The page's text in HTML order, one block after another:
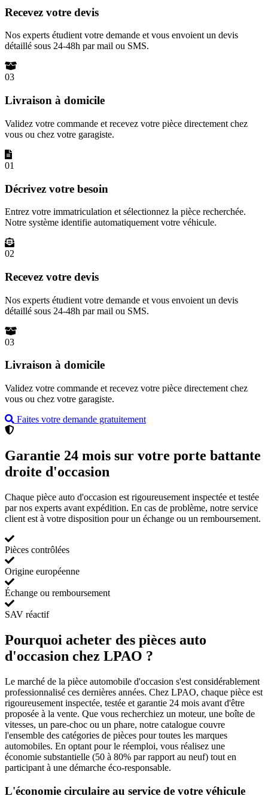
Recevez votre devis
Nos experts étudient votre demande et vous envoient un devis
détaillé sous 24-48h par mail ou SMS.
03
Livraison à domicile
Validez votre commande et recevez votre pièce directement chez
vous ou chez votre garagiste.
01
Décrivez votre besoin
Entrez votre immatriculation et sélectionnez la pièce recherchée.
Notre système identifie automatiquement votre véhicule.
02
Recevez votre devis
Nos experts étudient votre demande et vous envoient un devis
détaillé sous 24-48h par mail ou SMS.
03
Livraison à domicile
Validez votre commande et recevez votre pièce directement chez
vous ou chez votre garagiste.
Faites votre demande gratuitement
Garantie 24 mois sur votre porte battante
droite d'occasion
Chaque pièce auto d'occasion est rigoureusement inspectée et testée
par nos experts avant expédition. En cas de problème, notre service
client est à votre disposition pour un échange ou un remboursement.
Pièces contrôlées
Origine européenne
Échange ou remboursement
SAV réactif
Pourquoi acheter des pièces auto
d'occasion chez LPAO ?
Le marché de la pièce automobile d'occasion s'est considérablement
professionnalisé ces dernières années. Chez LPAO, chaque pièce est
rigoureusement inspectée, testée et garantie 24 mois avant d'être
proposée à la vente. Que vous recherchiez un moteur, une boîte de
vitesses, un pare-choc ou un phare, notre catalogue couvre
l'ensemble des catégories de pièces pour toutes les marques
automobiles. En optant pour le réemploi, vous réalisez une
économie substantielle (50 à 80% par rapport au neuf) tout en
participant à une démarche éco-responsable.
L'économie circulaire au service de votre véhicule